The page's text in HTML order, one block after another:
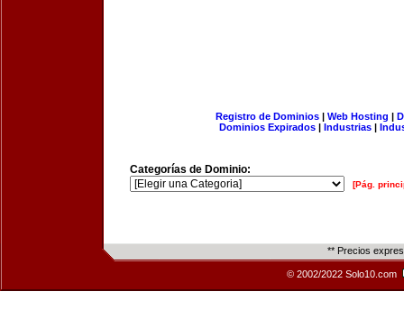
Registro de Dominios| Web Hosting |
Dominios Expirados | Industrias |
Categorías de Dominio:
[Pág.
** Precios
© 2002/2022 Solo10.com